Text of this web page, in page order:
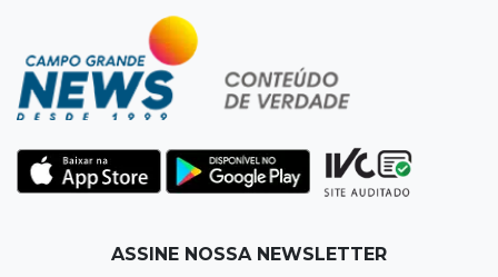
Chapadão do Sul
Homem é baleado após apontar revólver para
policiais militares
22:42Resumão
Palmeiras e Vasco confirmam vagas nas
ASSINE NOSSA NEWSLETTER